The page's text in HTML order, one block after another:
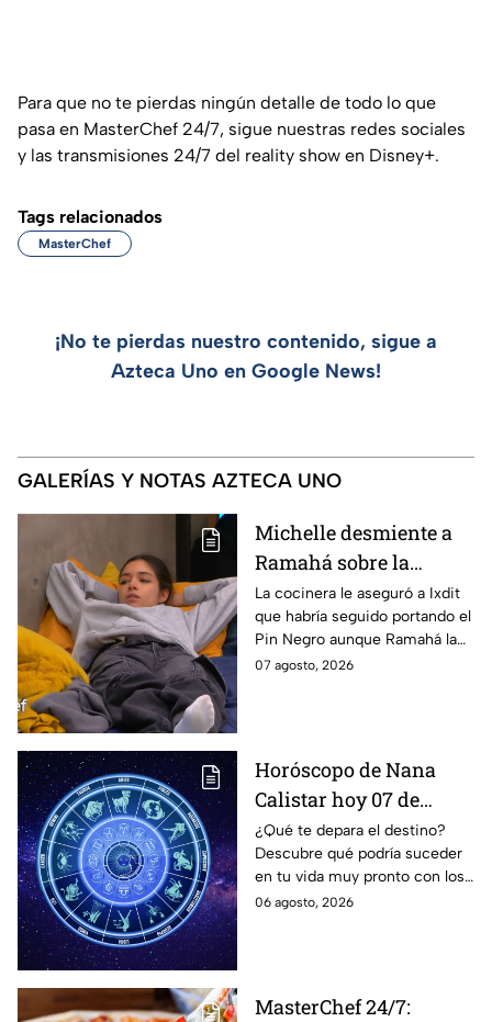
Para que no te pierdas ningún detalle de todo lo que
pasa en MasterChef 24/7, sigue nuestras redes sociales
y las transmisiones 24/7 del reality show en Disney+.
Tags relacionados
MasterChef
¡No te pierdas nuestro contenido, sigue a
Azteca Uno en Google News!
GALERÍAS Y NOTAS AZTECA UNO
Michelle desmiente a
Ramahá sobre la
designación del Pin
Negro a un integrante
de las "Divas" en
MasterChef 24/7
La cocinera le aseguró a Ixdit
que habría seguido portando el
Pin Negro aunque Ramahá la
hubiera subido al balcón
07 agosto, 2026
Horóscopo de Nana
Calistar hoy 07 de
agosto; estos signos
podrían dejar de estar
solteros más pronto de
lo que imaginan y
¿Qué te depara el destino?
Descubre qué podría suceder
en tu vida muy pronto con los
horóscopos de Nana Calistar;
06 agosto, 2026
MasterChef 24/7: